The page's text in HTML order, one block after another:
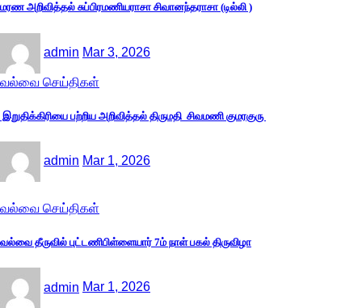
மரண அறிவித்தல் சுப்பிரமணியராசா சிவானந்தராசா (டில்லி )
admin Mar 3, 2026
வல்வை செய்திகள்
இறுதிக்கிரியை பற்றிய அறிவித்தல் திருமதி சிவமணி குமரகுரு
admin Mar 1, 2026
வல்வை செய்திகள்
வல்வை தீருவில் புட்டணிபிள்ளையார் 7ம் நாள் பகல் திருவிழா
admin Mar 1, 2026